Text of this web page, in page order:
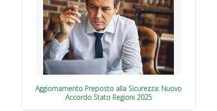
Aggiornamento Preposto alla Sicurezza: Nuovo
Accordo Stato Regioni 2025